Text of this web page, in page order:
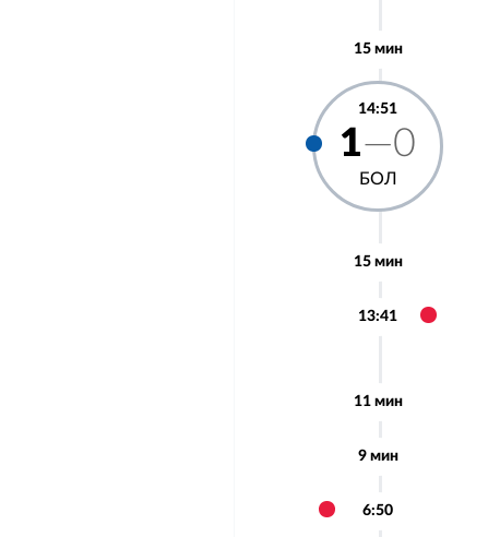
15 мин
14:51
1—0
БОЛ
15 мин
13:41
11 мин
9 мин
6:50